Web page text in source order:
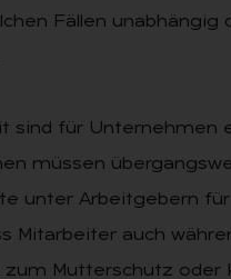
Fällen
sind für Unternehmen
müssen
unter Arbeitgebern
Mitarbeiter auch
Mutterschutz oder